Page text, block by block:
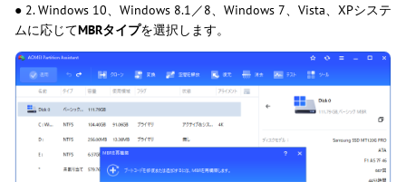
● 2. Windows 10、Windows 8.1／8、Windows 7、Vista、XPシステ
ムに応じてMBRタイプを選択します。